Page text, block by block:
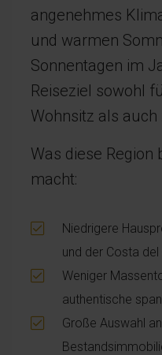
angenehmes
und warmen
Sonnentagen im
Reiseziel sowohl
Wohnsitz als
Was diese Region
macht:
Niedrigere
und der Costa del
Weniger
authentische
Große Auswahl